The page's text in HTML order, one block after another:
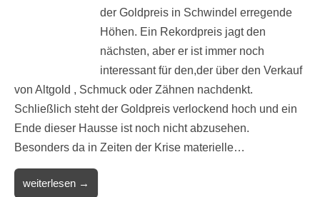
der Goldpreis in Schwindel erregende
Höhen. Ein Rekordpreis jagt den
nächsten, aber er ist immer noch
interessant für den,der über den Verkauf
von Altgold , Schmuck oder Zähnen nachdenkt.
Schließlich steht der Goldpreis verlockend hoch und ein
Ende dieser Hausse ist noch nicht abzusehen.
Besonders da in Zeiten der Krise materielle…
weiterlesen →